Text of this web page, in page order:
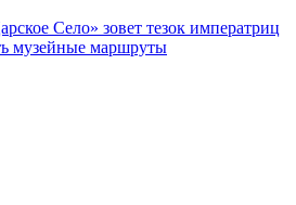
Село» зовет тезок императриц
музейные маршруты